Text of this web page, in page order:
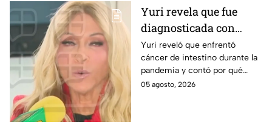
Yuri revela que fue
diagnosticada con
cáncer de intestino y
habla sobre el hábito
que relaciona con su
salud
Yuri reveló que enfrentó
cáncer de intestino durante la
pandemia y contó por qué
considera que un hábito pudo
05 agosto, 2026